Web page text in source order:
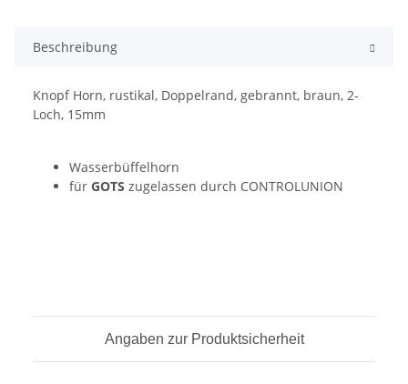
Beschreibung
Knopf Horn, rustikal, Doppelrand, gebrannt, braun, 2-
Loch, 15mm
Wasserbüffelhorn
für GOTS zugelassen durch CONTROLUNION
Angaben zur Produktsicherheit